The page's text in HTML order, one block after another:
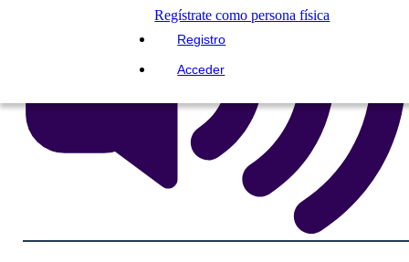
Regístrate como persona física
Registro
Acceder